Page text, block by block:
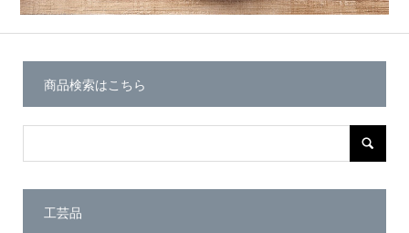
商品検索はこちら
工芸品